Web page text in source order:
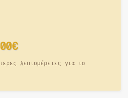
λεπτομέρειες για το